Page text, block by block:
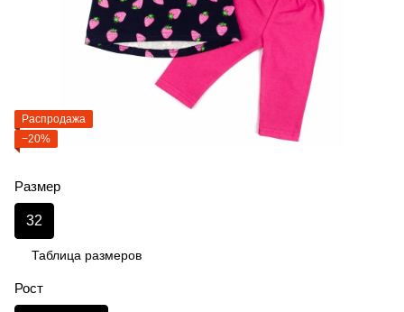
Распродажа
−20%
Размер
32
Таблица размеров
Рост